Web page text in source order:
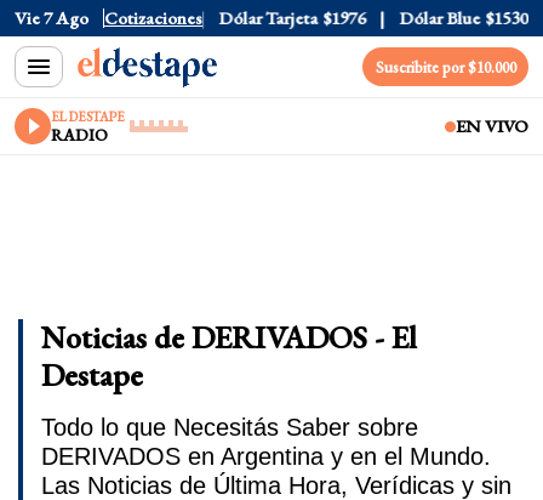
Vie 7 Ago Cotizaciones
Dólar Oficial $1520 Dólar Tarjeta $1976 Dólar Blue $1530
Suscribite por $10.000
EL DESTAPE
RADIO EN VIVO
Noticias de DERIVADOS - El
Destape
Todo lo que Necesitás Saber sobre
DERIVADOS en Argentina y en el Mundo.
Las Noticias de Última Hora, Verídicas y sin